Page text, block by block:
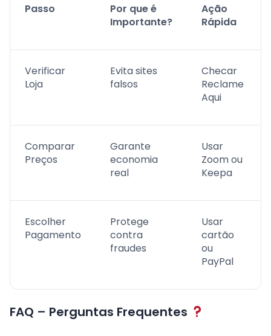
Passo
Por que é
Importante?
Ação
Rápida
Verificar
Loja
Evita sites
falsos
Checar
Reclame
Aqui
Comparar
Preços
Garante
economia
real
Usar
Zoom ou
Keepa
Escolher
Pagamento
Protege
contra
fraudes
Usar
cartão
ou
PayPal
FAQ – Perguntas Frequentes